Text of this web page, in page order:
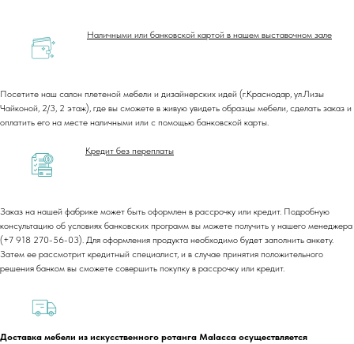
Наличными или банковской картой в нашем выставочном зале
Посетите наш салон плетеной мебели и дизайнерских идей (г.Краснодар, ул.Лизы
Чайконой, 2/3, 2 этаж), где вы сможете в живую увидеть образцы мебели, сделать заказ и
оплатить его на месте наличными или с помощью банковской карты.
Кредит без переплаты
Заказ на нашей фабрике может быть оформлен в рассрочку или кредит. Подробную
консультацию об условиях банковских программ вы можете получить у нашего менеджера
(+7 918 270-56-03). Для оформления продукта необходимо будет заполнить анкету.
Затем ее рассмотрит кредитный специалист, и в случае принятия положительного
решения банком вы сможете совершить покупку в рассрочку или кредит.
Доставка мебели из искусственного ротанга Malacca осуществляется
О компании
ООО «Малакка
Гостеприимство»
Каталог
+7 (918) 270-56-03
Доставка и оплата